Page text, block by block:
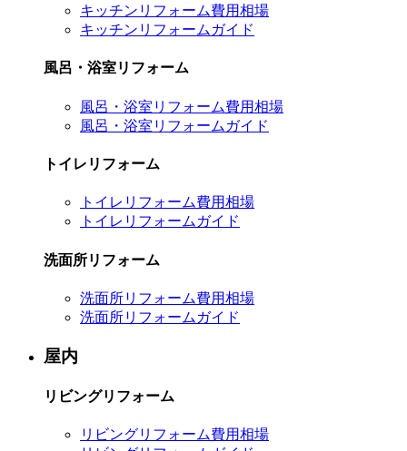
キッチンリフォーム費用相場
キッチンリフォームガイド
風呂・浴室リフォーム
風呂・浴室リフォーム費用相場
風呂・浴室リフォームガイド
トイレリフォーム
トイレリフォーム費用相場
トイレリフォームガイド
洗面所リフォーム
洗面所リフォーム費用相場
洗面所リフォームガイド
屋内
リビングリフォーム
リビングリフォーム費用相場